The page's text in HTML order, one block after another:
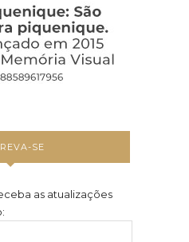
SE
as atualizações